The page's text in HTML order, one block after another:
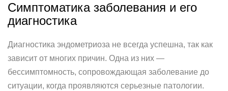
Симптоматика заболевания и его
диагностика
Диагностика эндометриоза не всегда успешна, так как
зависит от многих причин. Одна из них —
бессимптомность, сопровождающая заболевание до
ситуации, когда проявляются серьезные патологии.